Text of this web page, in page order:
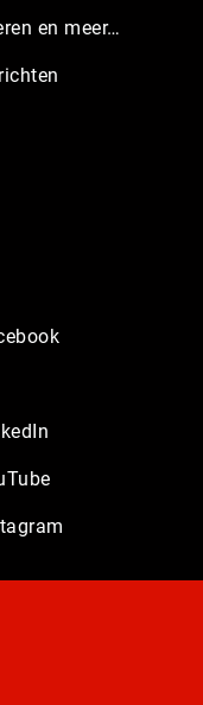
en meer…